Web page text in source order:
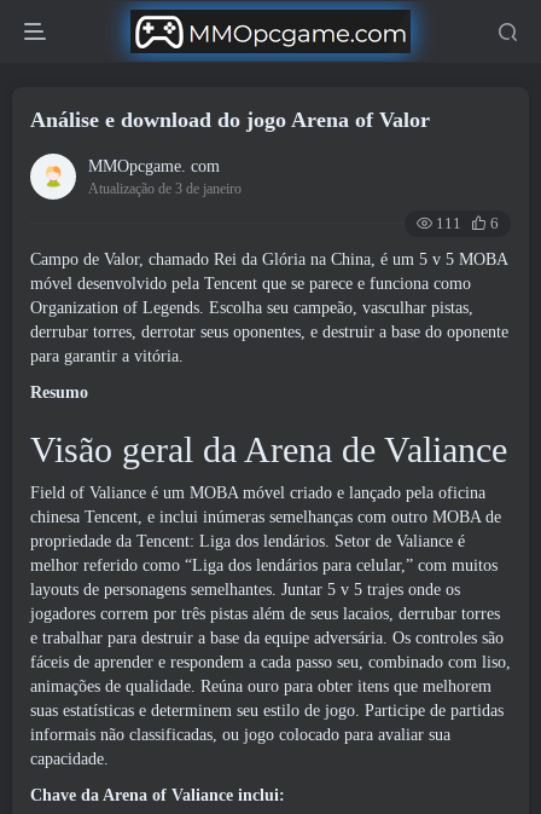
Análise e download do jogo Arena of Valor
MMOpcgame. com
Atualização de 3 de janeiro
111
6
Campo de Valor, chamado Rei da Glória na China, é um 5 v 5 MOBA
móvel desenvolvido pela Tencent que se parece e funciona como
Organization of Legends. Escolha seu campeão, vasculhar pistas,
derrubar torres, derrotar seus oponentes, e destruir a base do oponente
para garantir a vitória.
Resumo
Visão geral da Arena de Valiance
Field of Valiance é um MOBA móvel criado e lançado pela oficina
chinesa Tencent, e inclui inúmeras semelhanças com outro MOBA de
propriedade da Tencent: Liga dos lendários. Setor de Valiance é
melhor referido como “Liga dos lendários para celular,” com muitos
layouts de personagens semelhantes. Juntar 5 v 5 trajes onde os
jogadores correm por três pistas além de seus lacaios, derrubar torres
e trabalhar para destruir a base da equipe adversária. Os controles são
fáceis de aprender e respondem a cada passo seu, combinado com liso,
animações de qualidade. Reúna ouro para obter itens que melhorem
suas estatísticas e determinem seu estilo de jogo. Participe de partidas
informais não classificadas, ou jogo colocado para avaliar sua
capacidade.
Chave da Arena of Valiance inclui: